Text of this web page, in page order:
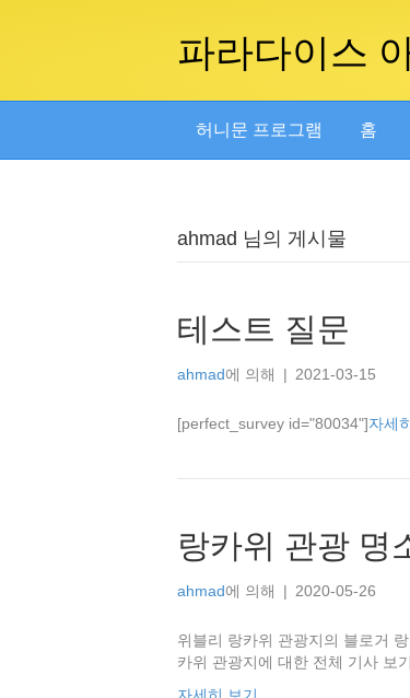
파라다이스
허니문 프로그램 홈
ahmad 님의 게시물
테스트 질문
ahmad에 의해 | 2021-03-15
[perfect_survey id="80034"]자세
랑카위 관광 명
ahmad에 의해 | 2020-05-26
위블리 랑카위 관광지의 블로거
카위 관광지에 대한 전체 기사 보기